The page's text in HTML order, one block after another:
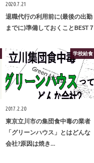
2020.7.21
退職代行の利用前に(最後の出勤
までに)準備しておくことBEST７
学校給食
2017.2.20
東京立川市の集団食中毒の業者
「グリーンハウス」とはどんな
会社?原因は焼き…